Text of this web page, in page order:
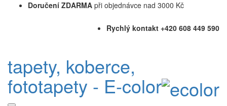
Doručení ZDARMA při objednávce nad 3000 Kč
Rychlý kontakt +420 608 449 590
tapety, koberce,
fototapety - E-color